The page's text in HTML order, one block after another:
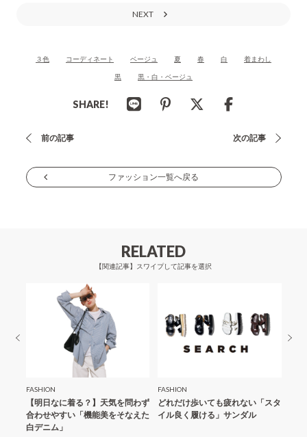
NEXT
３色 コーディネート ベージュ 夏 春 白 着まわし
黒 黒・白・ベージュ
SHARE!
投
ナ
前の記事 次の記事
ファッション一覧へ戻る
RELATED
【関連記事】スワイプして記事を選択
FASHION
【明日なに着る？】天気を問わず
合わせやすい「機能美をそなえた
白デニム」
FASHION
どれだけ歩いても疲れない「スタ
イル良く履ける」サンダル